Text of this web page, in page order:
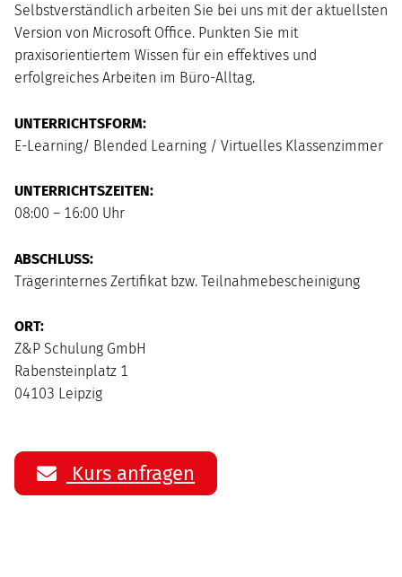
Selbstverständlich arbeiten Sie bei uns mit der aktuellsten
Version von Microsoft Office. Punkten Sie mit
praxisorientiertem Wissen für ein effektives und
erfolgreiches Arbeiten im Büro-Alltag.
UNTERRICHTSFORM:
E-Learning/ Blended Learning / Virtuelles Klassenzimmer
UNTERRICHTSZEITEN:
08:00 – 16:00 Uhr
ABSCHLUSS:
Trägerinternes Zertifikat bzw. Teilnahmebescheinigung
ORT:
Z&P Schulung GmbH
Rabensteinplatz 1
04103 Leipzig
Kurs anfragen